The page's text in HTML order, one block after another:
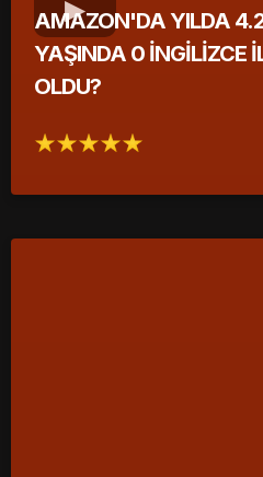
AMAZON'DA YILDA
YAŞINDA 0 İNGİLİZCE
OLDU?